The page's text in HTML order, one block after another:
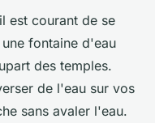
est courant de se
une fontaine d'eau
des temples.
de l'eau sur vos
sans avaler l'eau.